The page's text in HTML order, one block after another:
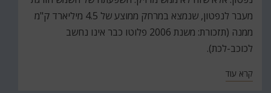
מעבר לנפטון, שנמצא במרחק ממוצע של 4.5 מיליארד ק"מ
ממנה (תזכורת: משנת 2006 פלוטו כבר אינו נחשב
לכוכב-לכת).
קרא עוד